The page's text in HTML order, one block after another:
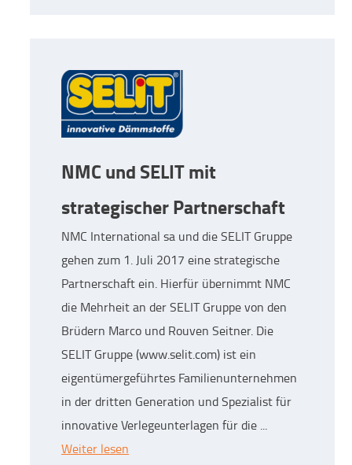
NMC und SELIT mit
strategischer Partnerschaft
NMC International sa und die SELIT Gruppe
gehen zum 1. Juli 2017 eine strategische
Partnerschaft ein. Hierfür übernimmt NMC
die Mehrheit an der SELIT Gruppe von den
Brüdern Marco und Rouven Seitner. Die
SELIT Gruppe (www.selit.com) ist ein
eigentümergeführtes Familienunternehmen
in der dritten Generation und Spezialist für
innovative Verlegeunterlagen für die ...
Weiter lesen